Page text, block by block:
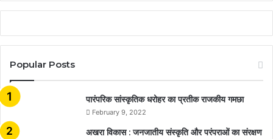
Popular Posts
​​​​​​​पारंपरिक सांस्कृतिक धरोहर का प्रतीक राजकीय गमछा
February 9, 2022
अखरा विकास : जनजातीय संस्कृति और परंपराओं का संरक्षण